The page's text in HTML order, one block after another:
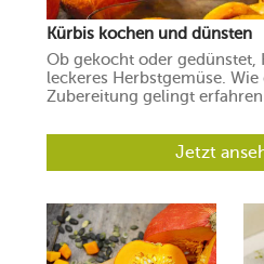
Kürbis kochen und dünsten
Ob gekocht oder gedünstet,
leckeres Herbstgemüse.
Zubereitung gelingt erfahren
Jetzt